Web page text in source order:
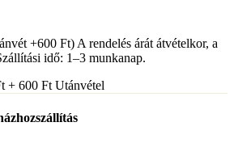
+600 Ft) A rendelés árát átvételkor, a
idő: 1–3 munkanap.
+ 600 Ft Utánvétel